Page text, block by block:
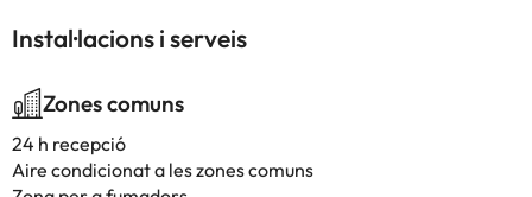
Instal·lacions i serveis
Zones comuns
24 h recepció
Aire condicionat a les zones comuns